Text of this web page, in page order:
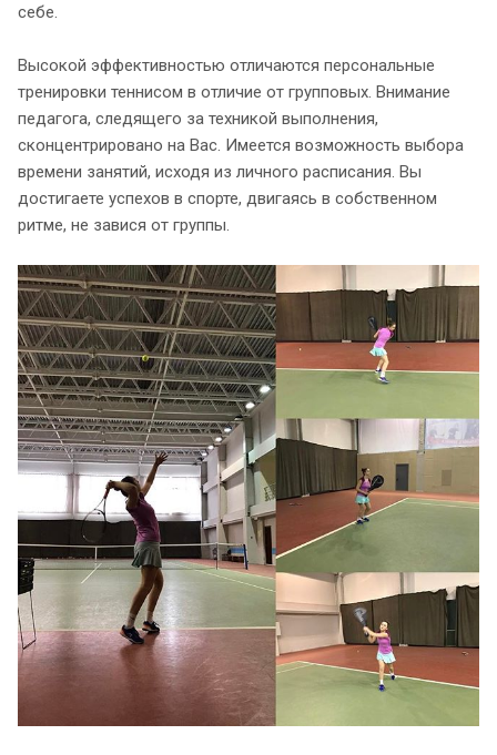
себе.
Высокой эффективностью отличаются персональные
тренировки теннисом в отличие от групповых. Внимание
педагога, следящего за техникой выполнения,
сконцентрировано на Вас. Имеется возможность выбора
времени занятий, исходя из личного расписания. Вы
достигаете успехов в спорте, двигаясь в собственном
ритме, не завися от группы.